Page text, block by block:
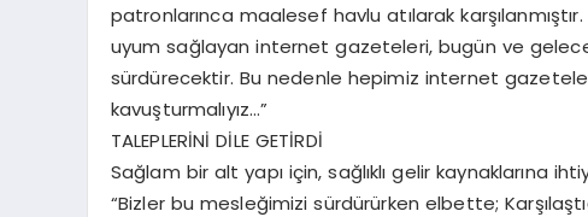
patronlarınca maalesef havlu atılarak
uyum sağlayan internet gazeteleri, bugün ve
sürdürecektir. Bu nedenle hepimiz internet
kavuşturmalıyız…”
TALEPLERİNİ DİLE GETİRDİ
Sağlam bir alt yapı için, sağlıklı gelir kaynaklarına
“Bizler bu mesleğimizi sürdürürken elbette;